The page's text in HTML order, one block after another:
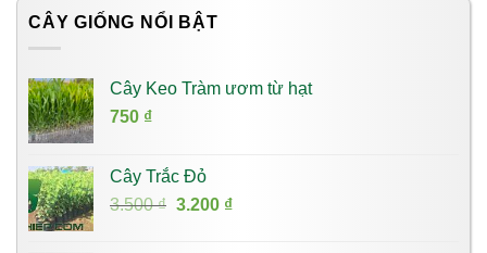
CÂY GIỐNG NỔI BẬT
Cây Keo Tràm ươm từ hạt
750 ₫
Cây Trắc Đỏ
3.500₫ Giá
3.200 ₫Giá